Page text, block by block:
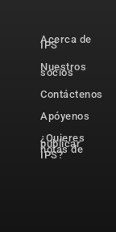
Acerca de
IPS
Nuestros
socios
Contáctenos
Apóyenos
¿Quieres
publicar
notas de
IPS?